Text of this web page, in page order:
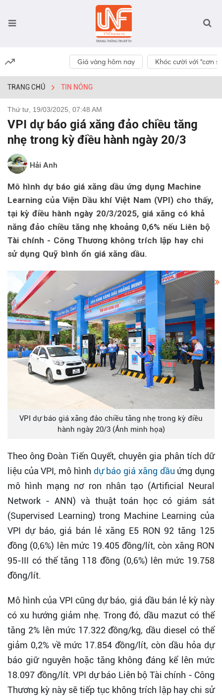
Giá vàng hôm nay Khóc cười với “cơn
TRANG CHỦ TIN NÓNG
Thứ tư, 19/03/2025, 07:48 AM
VPI dự báo giá xăng đảo chiều tăng
nhẹ trong kỳ điều hành ngày 20/3
Hải Anh
Mô hình dự báo giá xăng dầu ứng dụng Machine
Learning của Viện Dầu khí Việt Nam (VPI) cho thấy,
tại kỳ điều hành ngày 20/3/2025, giá xăng có khả
năng đảo chiều tăng nhẹ khoảng 0,6% nếu Liên bộ
Tài chính - Công Thương không trích lập hay chi
sử dụng Quỹ bình ổn giá xăng dầu.
VPI dự báo giá xăng đảo chiều tăng nhẹ trong kỳ điều
hành ngày 20/3 (Ảnh minh họa)
Theo ông Đoàn Tiến Quyết, chuyên gia phân tích dữ
liệu của VPI, mô hình dự báo giá xăng dầu ứng dụng
mô hình mạng nơ ron nhân tạo (Artificial Neural
Network - ANN) và thuật toán học có giám sát
(Supervised Learning) trong Machine Learning của
VPI dự báo, giá bán lẻ xăng E5 RON 92 tăng 125
đồng (0,6%) lên mức 19.405 đồng/lít, còn xăng RON
95-III có thể tăng 118 đồng (0,6%) lên mức 19.758
đồng/lít.
Mô hình của VPI cũng dự báo, giá dầu bán lẻ kỳ này
có xu hướng giảm nhẹ. Trong đó, dầu mazut có thể
tăng 2% lên mức 17.322 đồng/kg, dầu diesel có thể
giảm 0,2% về mức 17.854 đồng/lít, còn dầu hỏa dự
báo giữ nguyên hoặc tăng không đáng kể lên mức
18.097 đồng/lít. VPI dự báo Liên bộ Tài chính - Công
Thương kỳ này sẽ tiếp tục không trích lập hay chi sử